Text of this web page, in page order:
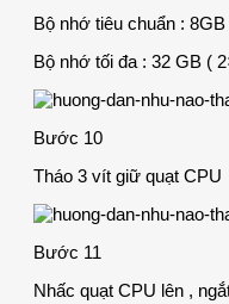
Bộ nhớ tiêu chuẩn :
Bộ nhớ tối đa : 32 GB (
Bước 10
Tháo 3 vít giữ quạt CPU
Bước 11
Nhấc quạt CPU lên ,